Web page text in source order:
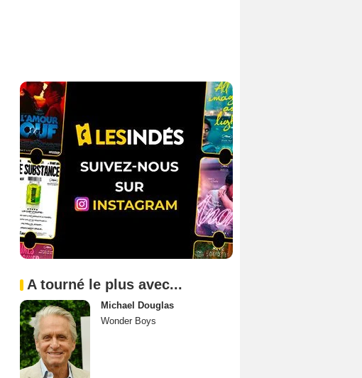
A tourné le plus avec...
Michael Douglas
Wonder Boys